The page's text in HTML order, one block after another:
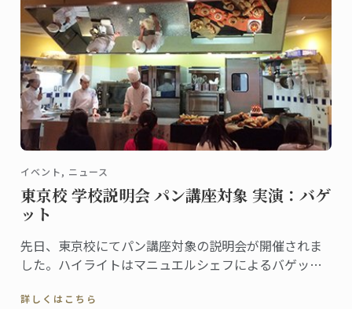
イベント, ニュース
東京校 学校説明会 パン講座対象 実演：バゲ
ット
先日、東京校にてパン講座対象の説明会が開催されま
した。ハイライトはマニュエルシェフによるバゲット
詳しくはこちら